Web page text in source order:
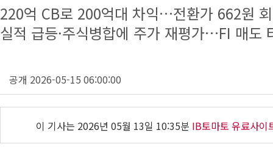
220억 CB로 200억대 차익…전환가 662원
실적 급등·주식병합에 주가 재평가…FI 매도
공개 2026-05-15 06:00:00
이 기사는 2026년 05월 13일 10:35분 IB토마토 유료사이